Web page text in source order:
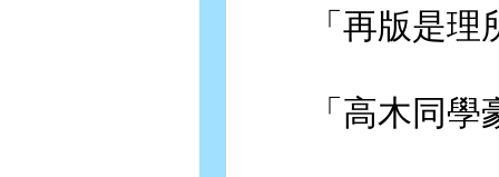
「再版是理
「高木同學豪